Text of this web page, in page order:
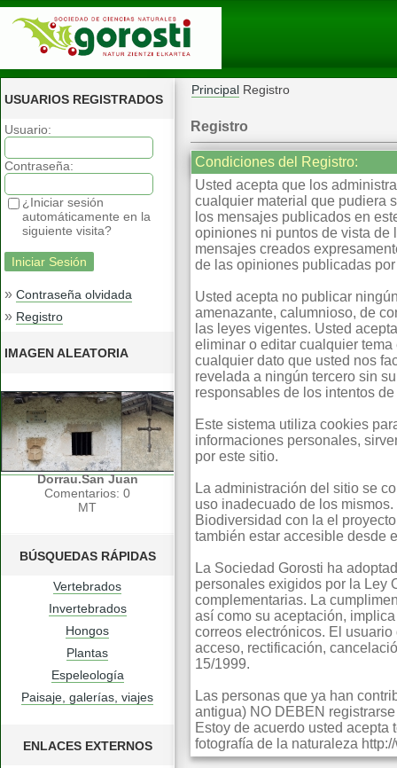
USUARIOS REGISTRADOS
Usuario:
Contraseña:
¿Iniciar sesión
automáticamente en la
siguiente visita?
» Contraseña olvidada
» Registro
IMAGEN ALEATORIA
Dorrau.San Juan
Comentarios: 0
MT
BÚSQUEDAS RÁPIDAS
Vertebrados
Invertebrados
Hongos
Plantas
Espeleología
Paisaje, galerías, viajes
ENLACES EXTERNOS
Principal Registro
Registro
Condiciones del Registro:
Usted acepta que los
cualquier material que pudiera
los mensajes publicados en
opiniones ni puntos de vista de
mensajes creados
de las opiniones publicadas
Usted acepta no publicar
amenazante, calumnioso, de
las leyes vigentes. Usted
eliminar o editar cualquier
cualquier dato que usted nos
revelada a ningún tercero sin
responsables de los intentos
Este sistema utiliza cookies
informaciones personales,
por este sitio.
La administración del sitio se
uso inadecuado de los
Biodiversidad con la el
también estar accesible desde
La Sociedad Gorosti ha
personales exigidos por la Ley
complementarias. La
así como su aceptación,
correos electrónicos. El
acceso, rectificación,
15/1999.
Las personas que ya han
antigua) NO DEBEN
Estoy de acuerdo usted
fotografía de la naturaleza